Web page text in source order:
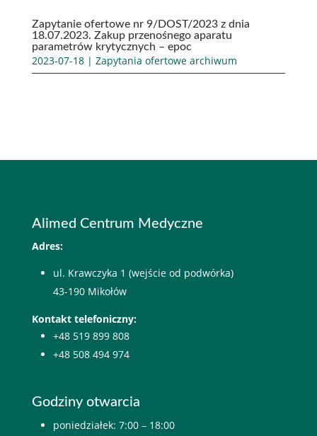
Zapytanie ofertowe nr 9/DOST/2023 z dnia
18.07.2023. Zakup przenośnego aparatu
parametrów krytycznych – epoc
2023-07-18| Zapytania ofertowe archiwum
Alimed Centrum Medyczne
Adres:
ul. Krawczyka 1 (wejście od podwórka)
43-190 Mikołów
Kontakt telefoniczny:
+48 519 899 808
+48 508 494 974
Godziny otwarcia
poniedziałek: 7:00 – 18:00